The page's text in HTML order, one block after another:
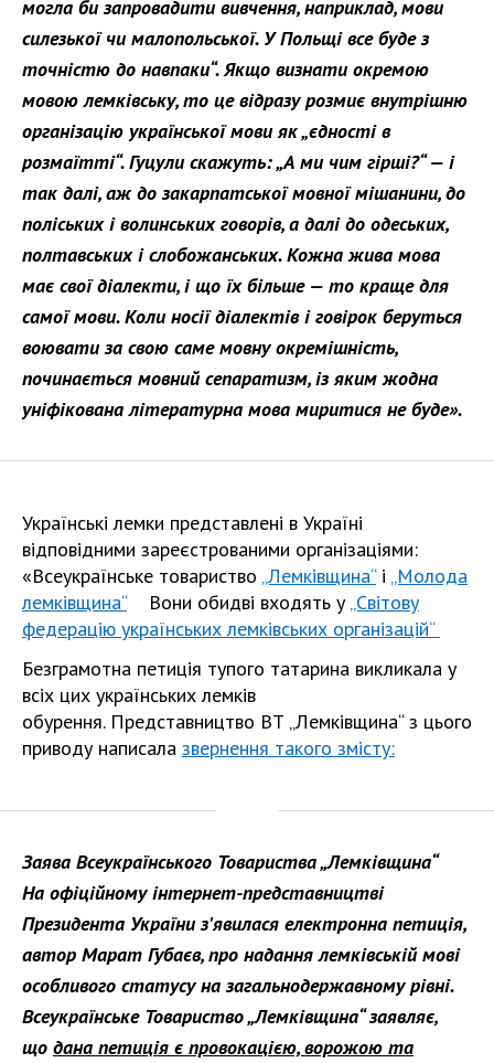
могла би запровадити вивчення, наприклад, мови
силезької чи малопольської. У Польщі все буде з
точністю до навпаки“. Якщо визнати окремою
мовою лемківську, то це відразу розмиє внутрішню
організацію української мови як „єдності в
розмаїтті“. Гуцули скажуть: „А ми чим гірші?“ — і
так далі, аж до закарпатської мовної мішанини, до
поліських і волинських говорів, а далі до одеських,
полтавських і слобожанських. Кожна жива мова
має свої діалекти, і що їх більше — то краще для
самої мови. Коли носії діалектів і говірок беруться
воювати за свою саме мовну окремішність,
починається мовний сепаратизм, із яким жодна
уніфікована літературна мова миритися не буде».
Українські лемки представлені в Україні
відповідними зареєстрованими організаціями:
«Всеукраїнське товариство „Лемківщина“і „Молода
лемківщина“Вони обидві входять у „Світову
федерацію українських лемківських організацій“
Безграмотна петиція тупого татарина викликала у
всіх цих українських лемків
обурення. Представництво ВТ „Лемківщина“ з цього
приводу написала звернення такого змісту:
Заява Всеукраїнського Товариства „Лемківщина“
На офіційному інтернет-представництві
Президента України з'явилася електронна петиція,
автор Марат Губаєв, про надання лемківській мові
особливого статусу на загальнодержавному рівні.
Всеукраїнське Товариство „Лемківщина“ заявляє,
що дана петиція є провокацією, ворожою та